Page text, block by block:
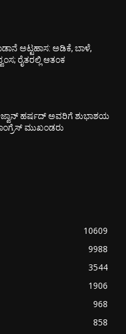
ಅಟ್ಟಹಾಸ: ಅಡಿಕೆ, ಬಾಳೆ,
ರೈತರಲ್ಲಿ ಆತಂಕ
ಹರ್ಷದ್ ಅವರಿಗೆ ಶುಭಾಶಯ
ಮುಖಂಡರು
10609
9988
3544
1906
968
858